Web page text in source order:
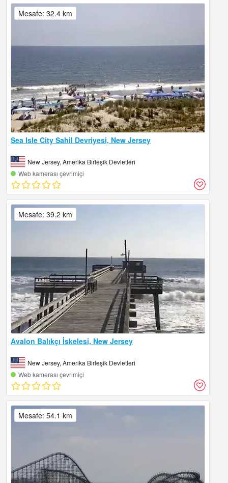
Sea Isle City Sahil Devriyesi, New Jersey
New Jersey, Amerika Birleşik Devletleri
Web kamerası çevrimiçi
Mesafe: 32.4 km
Avalon Balıkçı İskelesi, New Jersey
New Jersey, Amerika Birleşik Devletleri
Web kamerası çevrimiçi
Mesafe: 39.2 km
Mesafe: 54.1 km